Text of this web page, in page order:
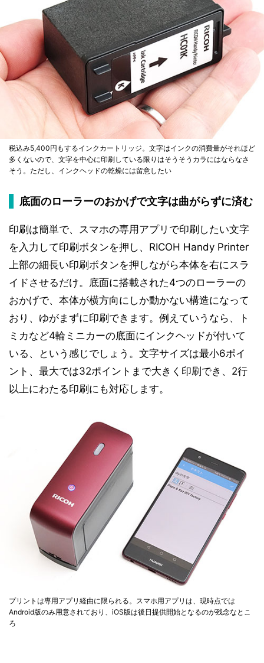
税込み5,400円もするインクカートリッジ。文字はインクの消費量がそれほど
多くないので、文字を中心に印刷している限りはそうそうカラにはならなさ
そう。ただし、インクヘッドの乾燥には留意したい
底面のローラーのおかげで文字は曲がらずに済む
印刷は簡単で、スマホの専用アプリで印刷したい文字
を入力して印刷ボタンを押し、RICOH Handy Printer
上部の細長い印刷ボタンを押しながら本体を右にスラ
イドさせるだけ。底面に搭載された4つのローラーの
おかげで、本体が横方向にしか動かない構造になって
おり、ゆがまずに印刷できます。例えていうなら、ト
ミカなど4輪ミニカーの底面にインクヘッドが付いて
いる、という感じでしょう。文字サイズは最小6ポイ
ント、最大では32ポイントまで大きく印刷でき、2行
以上にわたる印刷にも対応します。
プリントは専用アプリ経由に限られる。スマホ用アプリは、現時点では
Android版のみ用意されており、iOS版は後日提供開始となるのが残念なとこ
ろ